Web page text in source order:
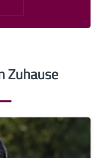
Zuhause